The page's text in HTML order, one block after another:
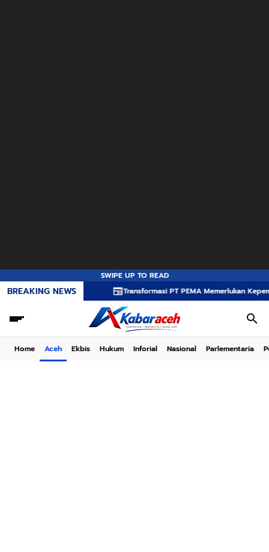
SWIPE UP TO READ
BREAKING NEWS Transformasi PT PEMA Memerlukan
Home Aceh Ekbis Hukum Inforial Nasional Parlementaria